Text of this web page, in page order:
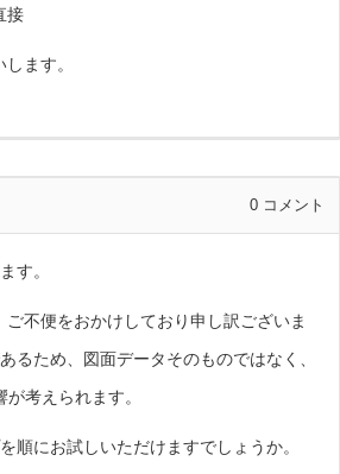
接
ます。
0 コメント
す。
不便をおかけしており申し訳ございま
るため、図面データそのものではなく、
考えられます。
順にお試しいただけますでしょうか。